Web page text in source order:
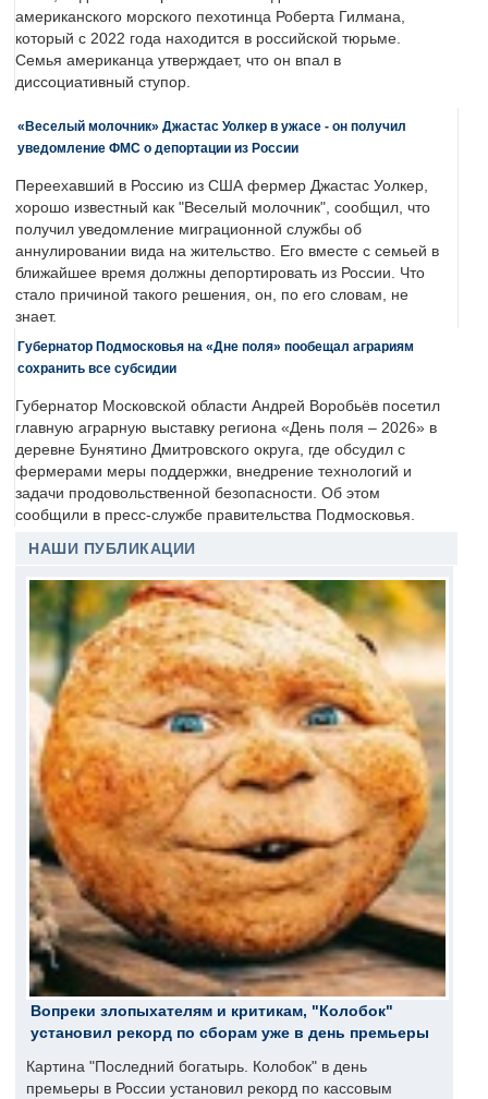
американского морского пехотинца Роберта Гилмана,
который с 2022 года находится в российской тюрьме.
Семья американца утверждает, что он впал в
диссоциативный ступор.
«Веселый молочник» Джастас Уолкер в ужасе - он получил
уведомление ФМС о депортации из России
Переехавший в Россию из США фермер Джастас Уолкер,
хорошо известный как "Веселый молочник", сообщил, что
получил уведомление миграционной службы об
аннулировании вида на жительство. Его вместе с семьей в
ближайшее время должны депортировать из России. Что
стало причиной такого решения, он, по его словам, не
знает.
Губернатор Подмосковья на «Дне поля» пообещал аграриям
сохранить все субсидии
Губернатор Московской области Андрей Воробьёв посетил
главную аграрную выставку региона «День поля – 2026» в
деревне Бунятино Дмитровского округа, где обсудил с
фермерами меры поддержки, внедрение технологий и
задачи продовольственной безопасности. Об этом
сообщили в пресс-службе правительства Подмосковья.
НАШИ ПУБЛИКАЦИИ
Вопреки злопыхателям и критикам, "Колобок"
установил рекорд по сборам уже в день премьеры
Картина "Последний богатырь. Колобок" в день
премьеры в России установил рекорд по кассовым